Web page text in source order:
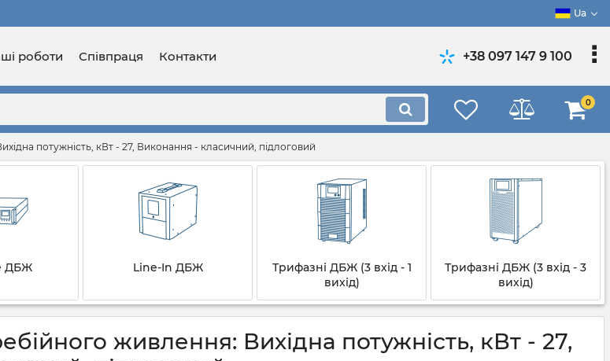
Ua
роботи Співпраця Контакти +38 097 147 9 100
0
потужність, кВт - 27, Виконання - класичний, підлоговий
ДБЖ Line-In ДБЖ
Трифазні ДБЖ (3 вхід - 1
вихід)
Трифазні ДБЖ (3 вхід - 3
вихід)
живлення: Вихідна потужність, кВт - 27,